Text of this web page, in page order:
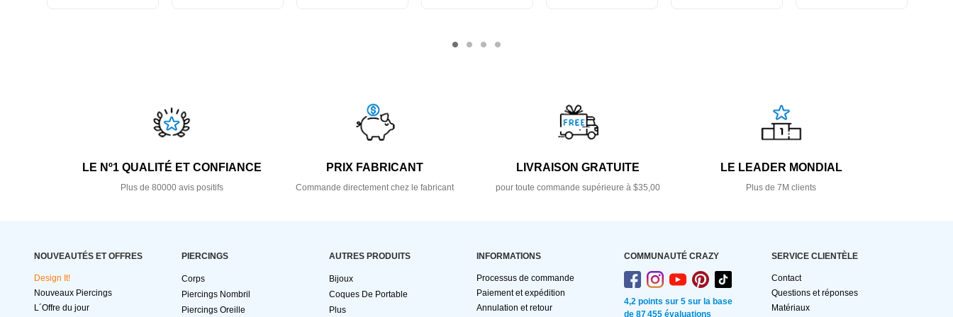
LE Nº1 QUALITÉ ET CONFIANCE
Plus de 80000 avis positifs
PRIX FABRICANT
Commande directement chez le fabricant
LIVRAISON GRATUITE
pour toute commande supérieure à $35,00
LE LEADER MONDIAL
Plus de 7M clients
NOUVEAUTÉS ET OFFRES
Design It!
Nouveaux Piercings
L´Offre du jour
PIERCINGS
Corps
Piercings Nombril
Piercings Oreille
AUTRES PRODUITS
Bijoux
Coques De Portable
Plus
INFORMATIONS
Processus de commande
Paiement et expédition
Annulation et retour
COMMUNAUTÉ CRAZY
4,2 points sur 5 sur la base
de 87 455 évaluations
SERVICE CLIENTÈLE
Contact
Questions et réponses
Matériaux